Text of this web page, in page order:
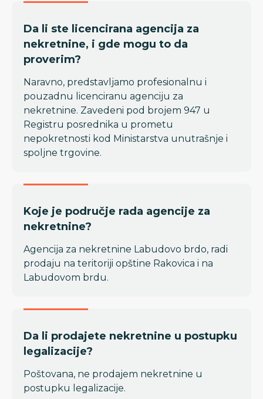
Da li ste licencirana agencija za
nekretnine, i gde mogu to da
proverim?
Naravno, predstavljamo profesionalnu i
pouzadnu licenciranu agenciju za
nekretnine. Zavedeni pod brojem 947 u
Registru posrednika u prometu
nepokretnosti kod Ministarstva unutrašnje i
spoljne trgovine.
Koje je područje rada agencije za
nekretnine?
Agencija za nekretnine Labudovo brdo, radi
prodaju na teritoriji opštine Rakovica i na
Labudovom brdu.
Da li prodajete nekretnine u postupku
legalizacije?
Poštovana, ne prodajem nekretnine u
postupku legalizacije.